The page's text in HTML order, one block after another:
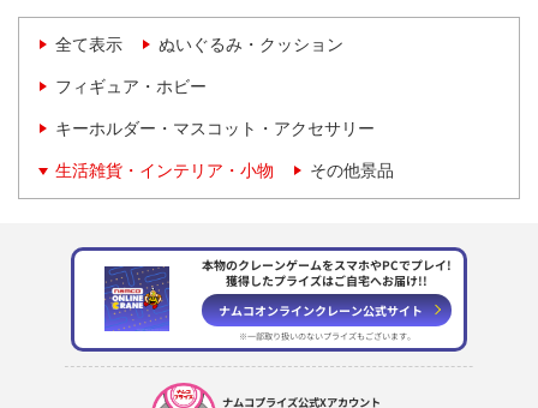
全て表示 ぬいぐるみ・クッション
フィギュア・ホビー
キーホルダー・マスコット・アクセサリー
生活雑貨・インテリア・小物 その他景品
本物のクレーンゲームをスマホやPCでプレイ!
獲得したプライズはご自宅へお届け!!
ナムコオンラインクレーン公式サイト
※一部取り扱いのないプライズもございます。
ナムコプライズ公式Xアカウント